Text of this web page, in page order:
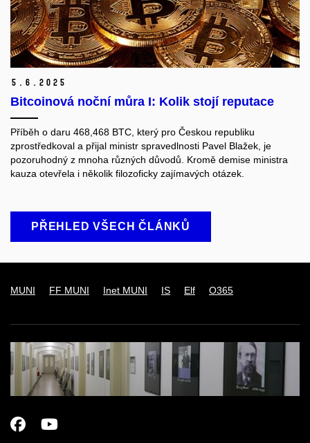
5. 6. 2025
Bitcoinová noční můra I: Kolik stojí reputace
Příběh o daru 468,468 BTC, který pro Českou republiku
zprostředkoval a přijal ministr spravedlnosti Pavel Blažek, je
pozoruhodný z mnoha různých důvodů. Kromě demise ministra
kauza otevřela i několik filozoficky zajímavých otázek.
PŘEHLED VŠECH ČLÁNKŮ
MUNI FF MUNI Inet MUNI IS Elf O365
Facebook